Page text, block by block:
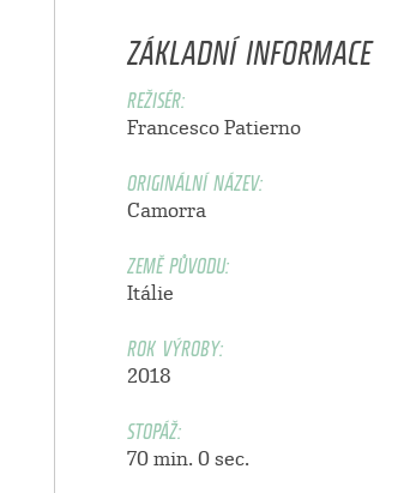
ZÁKLADNÍ INFORMACE
REŽISÉR:
Francesco Patierno
ORIGINÁLNÍ NÁZEV:
Camorra
ZEMĚ PŮVODU:
Itálie
ROK VÝROBY:
2018
STOPÁŽ:
70 min. 0 sec.